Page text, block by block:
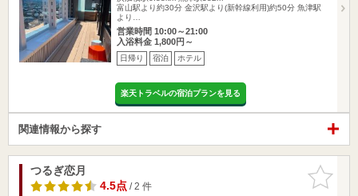
富山駅より約30分 金沢駅より(新幹線利用)約50分 魚津駅
より…
営業時間 10:00～21:00
入浴料金 1,800円～
日帰り 宿泊 ホテル
楽天トラベルの宿泊プランを見る
関連情報から探す
お気に入
りに追加
つるぎ恋月
4.5点/ 2 件